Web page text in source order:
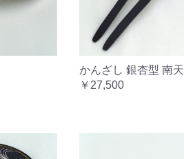
かんざし 銀杏型 南天
￥27,500